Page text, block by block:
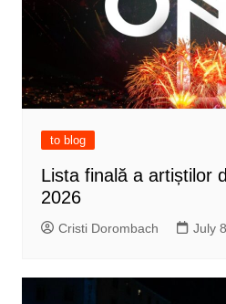
to blog
Lista finală a artiștilor
2026
Cristi Dorombach July